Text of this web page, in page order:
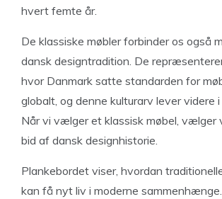
hvert femte år.
De klassiske møbler forbinder os også
dansk designtradition. De
hvor Danmark satte standarden for
globalt, og denne kulturarv lever videre
Når vi vælger et klassisk møbel, vælger
bid af dansk designhistorie.
Plankebordet viser, hvordan
kan få nyt liv i moderne